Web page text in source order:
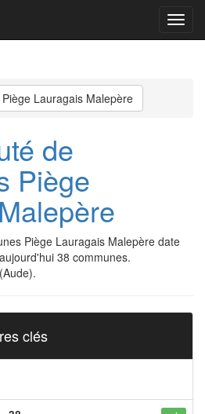
Menu
Lauragais Malepère
de
Piège
Piège Lauragais Malepère date
38 communes.
clés